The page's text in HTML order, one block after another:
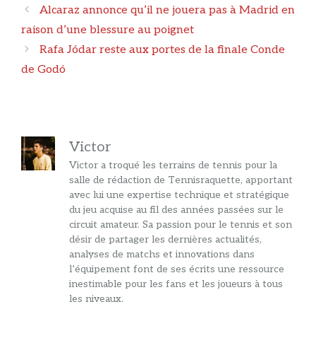
Navigation
des
articles
Alcaraz annonce qu’il ne jouera pas à Madrid en
raison d’une blessure au poignet
Rafa Jódar reste aux portes de la finale Conde
de Godó
Victor
Victor a troqué les terrains de tennis pour la
salle de rédaction de Tennisraquette, apportant
avec lui une expertise technique et stratégique
du jeu acquise au fil des années passées sur le
circuit amateur. Sa passion pour le tennis et son
désir de partager les dernières actualités,
analyses de matchs et innovations dans
l’équipement font de ses écrits une ressource
inestimable pour les fans et les joueurs à tous
les niveaux.